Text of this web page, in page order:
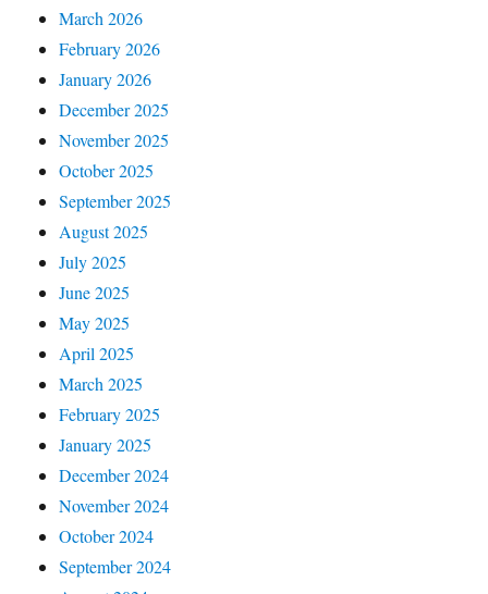
March 2026
February 2026
January 2026
December 2025
November 2025
October 2025
September 2025
August 2025
July 2025
June 2025
May 2025
April 2025
March 2025
February 2025
January 2025
December 2024
November 2024
October 2024
September 2024